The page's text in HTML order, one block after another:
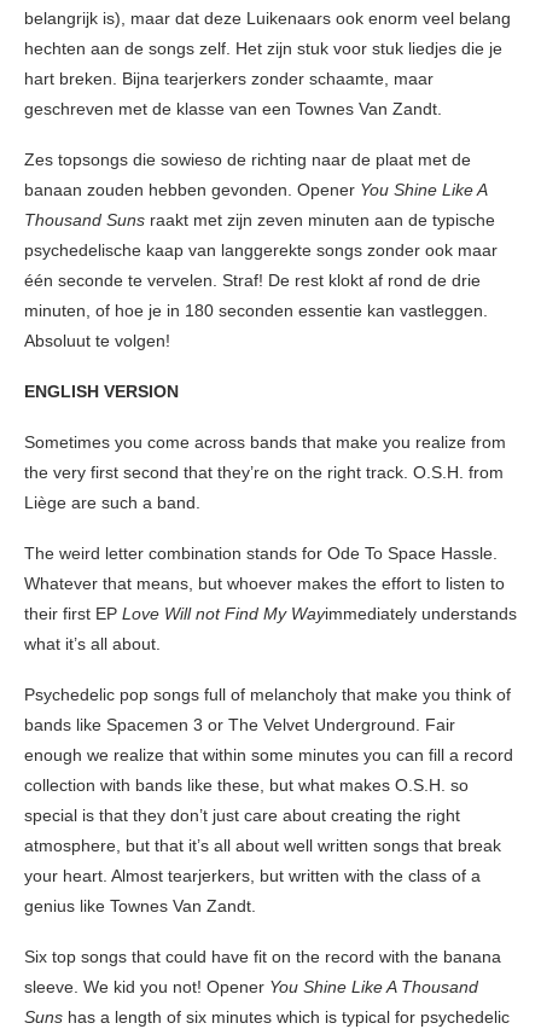
belangrijk is), maar dat deze Luikenaars ook enorm veel belang
hechten aan de songs zelf. Het zijn stuk voor stuk liedjes die je
hart breken. Bijna tearjerkers zonder schaamte, maar
geschreven met de klasse van een Townes Van Zandt.
Zes topsongs die sowieso de richting naar de plaat met de
banaan zouden hebben gevonden. Opener You Shine Like A
Thousand Suns raakt met zijn zeven minuten aan de typische
psychedelische kaap van langgerekte songs zonder ook maar
één seconde te vervelen. Straf! De rest klokt af rond de drie
minuten, of hoe je in 180 seconden essentie kan vastleggen.
Absoluut te volgen!
ENGLISH VERSION
Sometimes you come across bands that make you realize from
the very first second that they’re on the right track. O.S.H. from
Liège are such a band.
The weird letter combination stands for Ode To Space Hassle.
Whatever that means, but whoever makes the effort to listen to
their first EP Love Will not Find My Wayimmediately understands
what it’s all about.
Psychedelic pop songs full of melancholy that make you think of
bands like Spacemen 3 or The Velvet Underground. Fair
enough we realize that within some minutes you can fill a record
collection with bands like these, but what makes O.S.H. so
special is that they don’t just care about creating the right
atmosphere, but that it’s all about well written songs that break
your heart. Almost tearjerkers, but written with the class of a
genius like Townes Van Zandt.
Six top songs that could have fit on the record with the banana
sleeve. We kid you not! Opener You Shine Like A Thousand
Suns has a length of six minutes which is typical for psychedelic